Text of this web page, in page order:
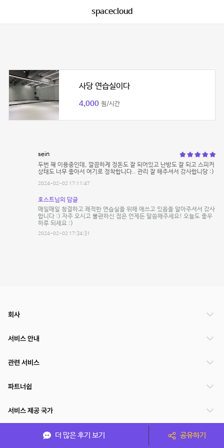
spacecloud
사당 연습실이다
4,000 원/시간
sein
두번 째 이용중인데, 깔끔하게 정돈도 잘 되어있고 난방도 잘 되고 스피커
상태도 너무 좋아서 여기로 정착합니다.. 관리 잘 해주셔서 감사합니당 :)
2024-02-02 17:11:47
호스트님의 답글
매일매일 청결하고 쾌적한 연습실을 위해 애쓰고 있음을 알아주셔서 감사
합니다 :) 자주 오시고 불편하신 점은 언제든 말씀해주세요! 오늘도 좋우
하루 되세요 :)
2024-02-02 17:34:31
더 많은 후기 보기 공유하기
회사
서비스 안내
관련 서비스
파트너쉽
서비스 제공 국가